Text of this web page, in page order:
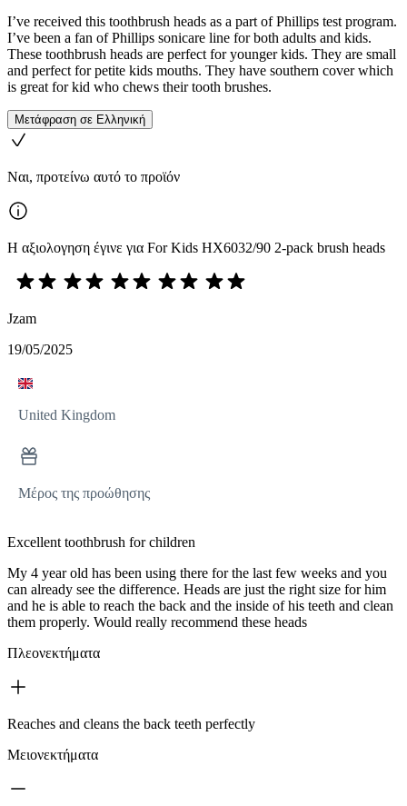
I’ve received this toothbrush heads as a part of Phillips test program.
I’ve been a fan of Phillips sonicare line for both adults and kids.
These toothbrush heads are perfect for younger kids. They are small
and perfect for petite kids mouths. They have southern cover which
is great for kid who chews their tooth brushes.
Μετάφραση σε Ελληνική
Ναι, προτείνω αυτό το προϊόν
Η αξιολογηση έγινε για For Kids HX6032/90 2-pack brush heads
Jzam
19/05/2025
United Kingdom
Μέρος της προώθησης
Excellent toothbrush for children
My 4 year old has been using there for the last few weeks and you
can already see the difference. Heads are just the right size for him
and he is able to reach the back and the inside of his teeth and clean
them properly. Would really recommend these heads
Πλεονεκτήματα
Reaches and cleans the back teeth perfectly
Μειονεκτήματα